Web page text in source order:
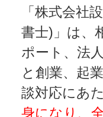
「株式会社
書士)」は、
ポート、法
と創業、起
談対応にあ
身になり、